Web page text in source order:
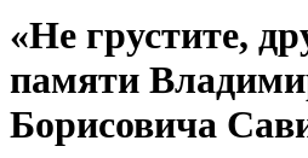
«Не грустите,
памяти
Борисовича